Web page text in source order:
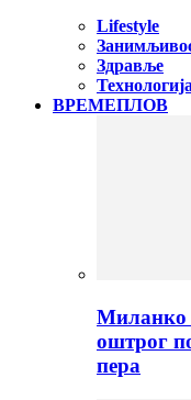
Lifestyle
Здравље
Технологија
ВРЕМЕПЛОВ
Миланко
оштрог
пера